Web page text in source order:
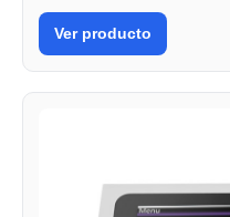
Ver producto